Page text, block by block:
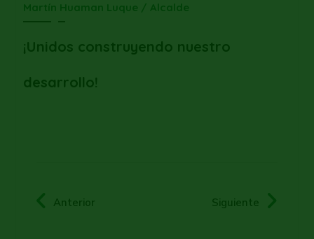
Martín Huaman Luque / Alcalde
¡Unidos construyendo nuestro
desarrollo!
Anterior Siguiente